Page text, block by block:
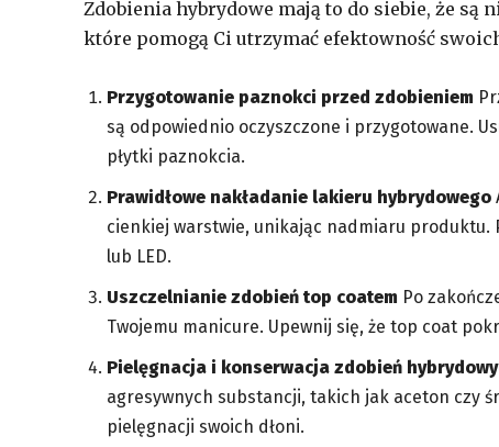
Zdobienia hybrydowe mają to do siebie, że są
które pomogą Ci utrzymać efektowność
Przygotowanie paznokci przed zdobieniem
są odpowiednio oczyszczone i przygotowane.
płytki paznokcia.
Prawidłowe nakładanie lakieru hybrydowego
cienkiej warstwie, unikając nadmiaru produktu.
lub LED.
Uszczelnianie zdobień top coatem Po
Twojemu manicure. Upewnij się, że top coat
Pielęgnacja i konserwacja zdobień
agresywnych substancji, takich jak aceton czy
pielęgnacji swoich dłoni.